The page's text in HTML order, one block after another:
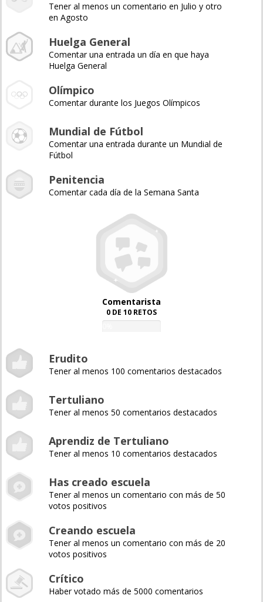
Tener al menos un comentario en Julio y otro
en Agosto
Huelga General
Comentar una entrada un día en que haya
Huelga General
Olímpico
Comentar durante los Juegos Olímpicos
Mundial de Fútbol
Comentar una entrada durante un Mundial de
Fútbol
Penitencia
Comentar cada día de la Semana Santa
Comentarista
0 DE 10 RETOS
Erudito
Tener al menos 100 comentarios destacados
Tertuliano
Tener al menos 50 comentarios destacados
Aprendiz de Tertuliano
Tener al menos 10 comentarios destacados
Has creado escuela
Tener al menos un comentario con más de 50
votos positivos
Creando escuela
Tener al menos un comentario con más de 20
votos positivos
Crítico
Haber votado más de 5000 comentarios